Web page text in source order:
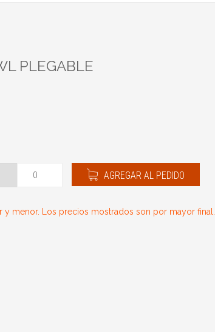
PLEGABLE
AGREGAR AL PEDIDO
y menor. Los precios mostrados son por mayor final.